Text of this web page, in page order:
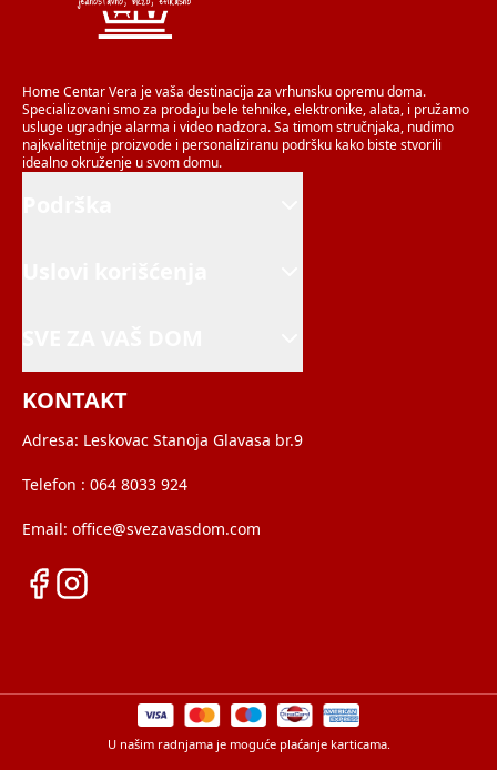
Home Centar Vera je vaša destinacija za vrhunsku opremu doma.
Specializovani smo za prodaju bele tehnike, elektronike, alata, i pružamo
usluge ugradnje alarma i video nadzora. Sa timom stručnjaka, nudimo
najkvalitetnije proizvode i personaliziranu podršku kako biste stvorili
idealno okruženje u svom domu.
KONTAKT
Adresa: Leskovac Stanoja Glavasa br.9
Telefon : 064 8033 924
Email: office@svezavasdom.com
U našim radnjama je moguće plaćanje karticama.